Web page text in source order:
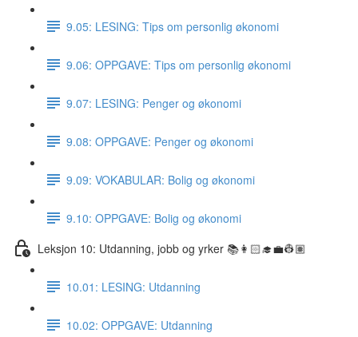
9.05: LESING: Tips om personlig økonomi
9.06: OPPGAVE: Tips om personlig økonomi
9.07: LESING: Penger og økonomi
9.08: OPPGAVE: Penger og økonomi
9.09: VOKABULAR: Bolig og økonomi
9.10: OPPGAVE: Bolig og økonomi
Leksjon 10: Utdanning, jobb og yrker 📚👩🏻‍🎓💼👷🏽
10.01: LESING: Utdanning
10.02: OPPGAVE: Utdanning